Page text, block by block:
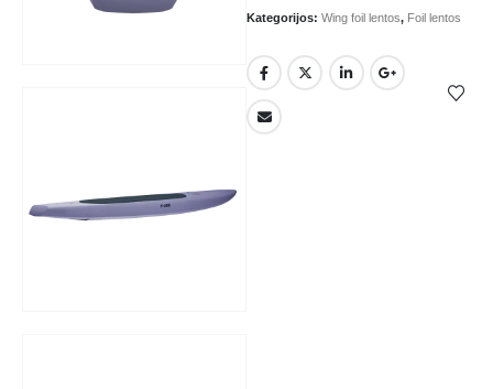
Kategorijos: Wing foil lentos, Foil lentos